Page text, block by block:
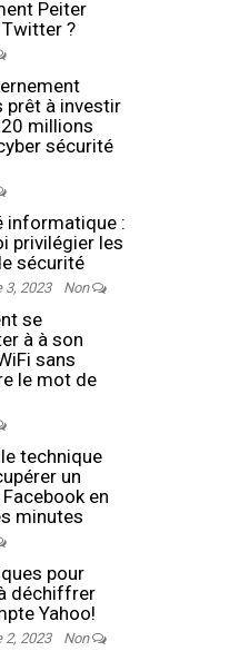
Peiter
?
prêt à investir
millions
sécurité
informatique :
privilégier les
sécurité
3, 2023 Non
se
à à son
sans
le mot de
technique
un
en
minutes
pour
déchiffrer
Yahoo!
2, 2023 Non